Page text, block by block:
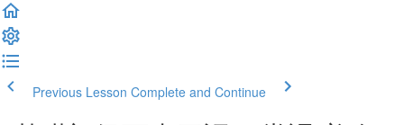
Previous Lesson Complete and Continue